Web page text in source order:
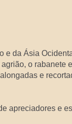
e da Ásia
o rabanete
e
apreciadores e